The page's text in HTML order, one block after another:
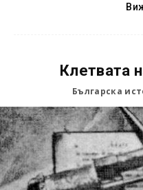
Клетвата
Българска